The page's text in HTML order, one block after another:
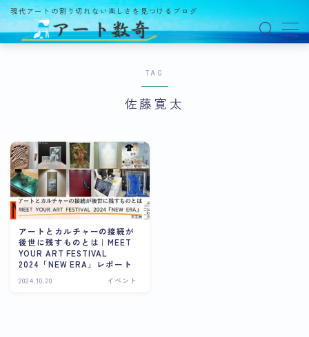
現代アートの割り切れない楽しさを見つけるブログ
ギャラリー
百貨店
美術館・博物館
オルタナティブスペース
アートフェア
TAG
佐藤寛太
アートとカルチャーの接続が
後世に残すものとは｜MEET
YOUR ART FESTIVAL
2024「NEW ERA」レポート
2024.10.20 イベント